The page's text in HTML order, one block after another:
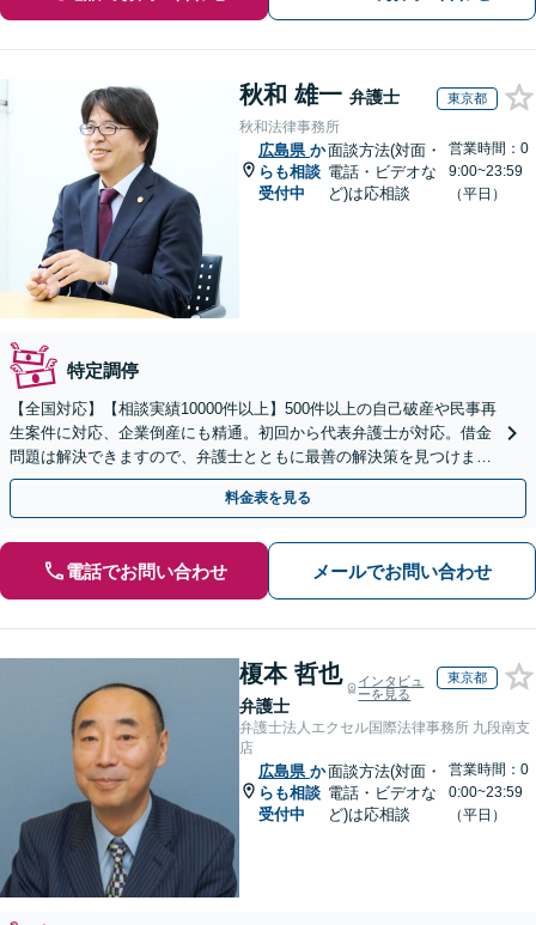
秋和 雄一 弁護士 東京都
秋和法律事務所
広島県 か
らも相談
受付中
面談方法(対面・
電話・ビデオな
ど)は応相談
営業時間：0
9:00~23:59
（平日）
特定調停
【全国対応】【相談実績10000件以上】500件以上の自己破産や民事再
生案件に対応、企業倒産にも精通。初回から代表弁護士が対応。借金
問題は解決できますので、弁護士とともに最善の解決策を見つけまし
ょう【初回相談無料】【法テラス利用可】
料金表を見る
電話でお問い合わせ メールでお問い合わせ
榎本 哲也
弁護士
インタビュ
ーを見る
東京都
弁護士法人エクセル国際法律事務所 九段南支
店
広島県 か
らも相談
受付中
面談方法(対面・
電話・ビデオな
ど)は応相談
営業時間：0
0:00~23:59
（平日）